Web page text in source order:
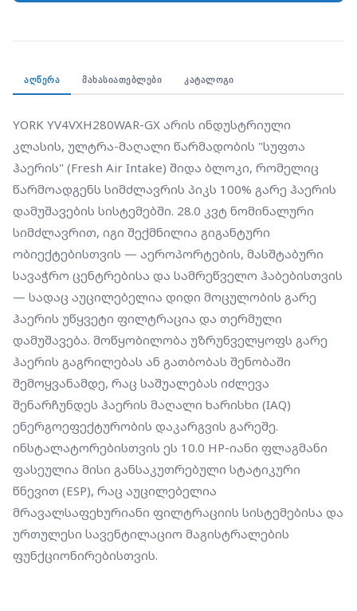
ჰაერის გაგრილებას ან გათბობას შენობაში
შემოყვანამდე, რაც საშუალებას იძლევა
შენარჩუნდეს ჰაერის მაღალი ხარისხი (IAQ)
ენერგოეფექტურობის დაკარგვის გარეშე.
ინსტალატორებისთვის ეს 10.0 HP-იანი ფლაგმანი
ფასეულია მისი განსაკუთრებული სტატიკური
წნევით (ESP), რაც აუცილებელია
მრავალსაფეხურიანი ფილტრაციის სისტემებისა და
ურთულესი სავენტილაციო მაგისტრალების
ფუნქციონირებისთვის.
ᲐᲦᲬᲔᲠᲐ ᲛᲐᲮᲐᲡᲘᲐᲗᲔᲑᲚᲔᲑᲘ ᲙᲐᲢᲐᲚᲝᲒᲘ
YORK YV4VXH280WAR-GX არის ინდუსტრიული
კლასის, ულტრა-მაღალი წარმადობის "სუფთა
ჰაერის" (Fresh Air Intake) შიდა ბლოკი, რომელიც
წარმოადგენს სიმძლავრის პიკს 100% გარე ჰაერის
დამუშავების სისტემებში. 28.0 კვტ ნომინალური
სიმძლავრით, იგი შექმნილია გიგანტური
ობიექტებისთვის — აეროპორტების, მასშტაბური
სავაჭრო ცენტრებისა და სამრეწველო ჰაბებისთვის
— სადაც აუცილებელია დიდი მოცულობის გარე
ჰაერის უწყვეტი ფილტრაცია და თერმული
დამუშავება. მოწყობილობა უზრუნველყოფს გარე
ჰაერის გაგრილებას ან გათბობას შენობაში
შემოყვანამდე, რაც საშუალებას იძლევა
შენარჩუნდეს ჰაერის მაღალი ხარისხი (IAQ)
ენერგოეფექტურობის დაკარგვის გარეშე.
ინსტალატორებისთვის ეს 10.0 HP-იანი ფლაგმანი
ფასეულია მისი განსაკუთრებული სტატიკური
წნევით (ESP), რაც აუცილებელია
მრავალსაფეხურიანი ფილტრაციის სისტემებისა და
ურთულესი სავენტილაციო მაგისტრალების
ფუნქციონირებისთვის.